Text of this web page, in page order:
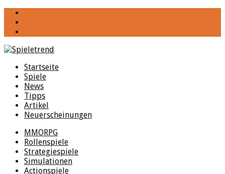
Startseite
Spiele
News
Tipps
Artikel
Neuerscheinungen
MMORPG
Rollenspiele
Strategiespiele
Simulationen
Actionspiele